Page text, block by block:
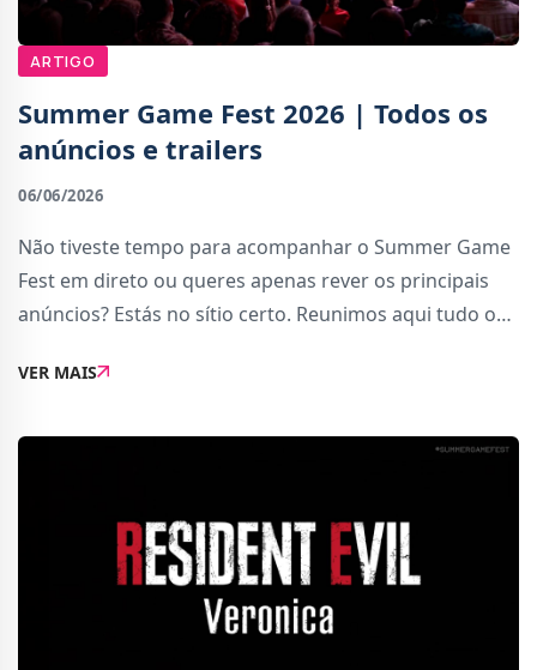
ARTIGO
Summer Game Fest 2026 | Todos os
anúncios e trailers
06/06/2026
Não tiveste tempo para acompanhar o Summer Game
Fest em direto ou queres apenas rever os principais
anúncios? Estás no sítio certo. Reunimos aqui tudo o
edição de 2026.Resident Evil VeronicaA Capc
VER MAIS